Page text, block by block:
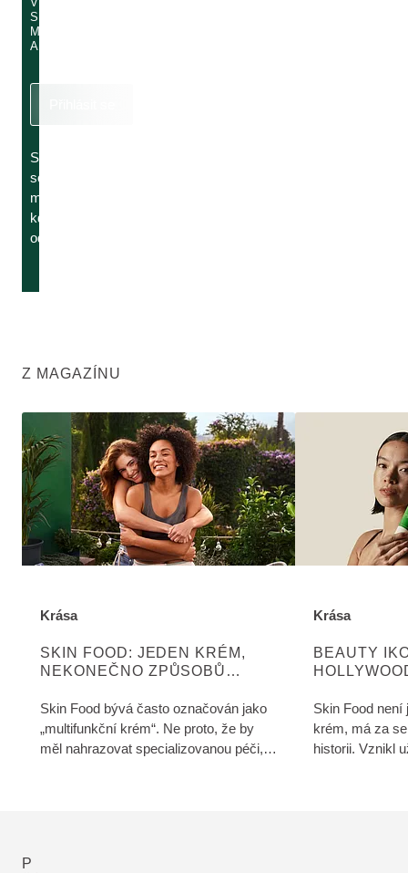
SVOU E-
MAILOVOU
ADRESU
Svůj
souhlas
můžete
kdykoli
odvolat.
Z MAGAZÍNU
SKIN FOOD: JEDEN KRÉM,
NEKONEČNO ZPŮSOBŮ
OBJEVTE VÍCE O KATEGORII:
Krása
Skin Food bývá často označován jako
„multifunkční krém“. Ne proto, že by
měl nahrazovat specializovanou péči,
BEAUTY
OBJEVTE
Krása
Skin Food není
krém, má za
historii. Vznikl
P